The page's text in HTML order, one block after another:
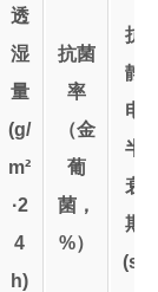
透
湿
量
(g/
m²
·2
4
h)
抗菌
率
（金
葡
菌，
%）
抗
静
电
半
衰
期
(s)